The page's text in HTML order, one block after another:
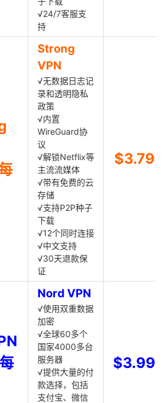
√24/7客服支
持
Strong
VPN
√无数据日志记
录和透明隐私
政策
√内置
WireGuard协
议
√解锁Netflix等
主流流媒体
√带有免费的云
存储
√支持P2P种子
下载
√12个同时连接
√中文支持
√30天退款保
证
$3.79
Nord VPN
√使用双重数据
加密
√全球60多个
国家4000多台
服务器
√提供大量的付
款选择，包括
支付宝、微信
$3.99